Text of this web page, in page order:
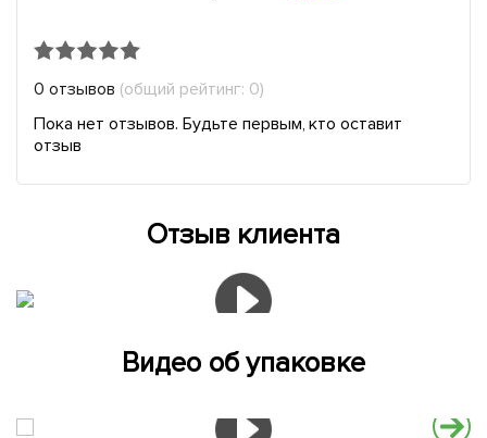
0 отзывов (общий рейтинг: 0)
Пока нет отзывов. Будьте первым, кто оставит
отзыв
Отзыв клиента
Видео об упаковке